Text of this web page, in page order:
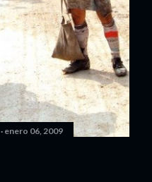
enero 06, 2009